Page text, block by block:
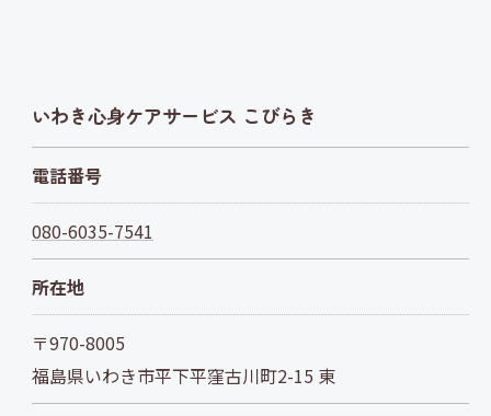
いわき心身ケアサービス こびらき
電話番号
080-6035-7541
所在地
〒970-8005
福島県いわき市平下平窪古川町2-15 東